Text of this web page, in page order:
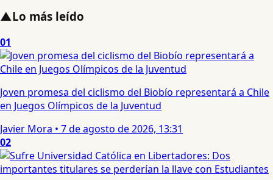
▲Lo más leído
01
Joven promesa del ciclismo del Biobío representará a Chile
en Juegos Olímpicos de la Juventud
Javier Mora • 7 de agosto de 2026, 13:31
02